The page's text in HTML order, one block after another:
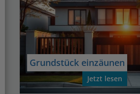
Grundstück einzäunen
Jetzt lesen